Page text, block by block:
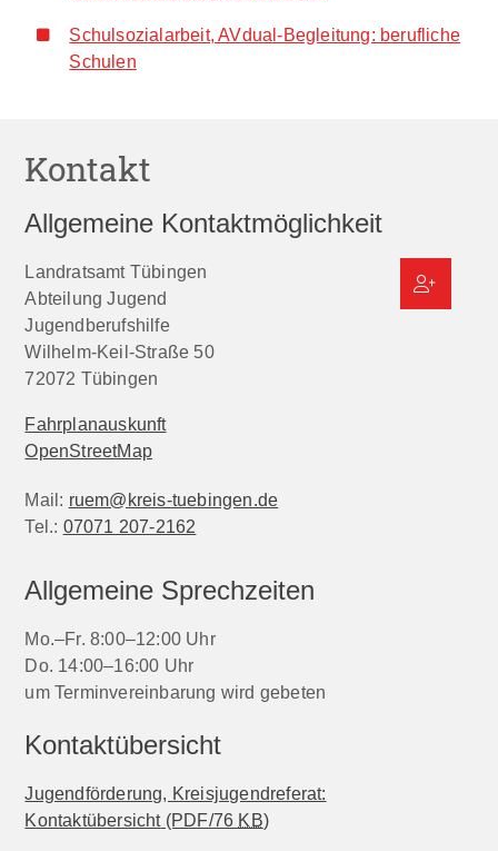
Schulsozialarbeit, AVdual-Begleitung: berufliche
Schulen
Kontakt
Allgemeine Kontaktmöglichkeit
Landratsamt Tübingen
Abteilung Jugend
Jugendberufshilfe
Wilhelm-Keil-Straße 50
72072 Tübingen
Fahrplanauskunft
OpenStreetMap
Mail: ruem@kreis-tuebingen.de
Tel.: 07071 207-2162
Allgemeine Sprechzeiten
Mo.–Fr. 8:00–12:00 Uhr
Do. 14:00–16:00 Uhr
um Terminvereinbarung wird gebeten
Kontaktübersicht
Jugendförderung, Kreisjugendreferat:
Kontaktübersicht(PDF/76 KB)